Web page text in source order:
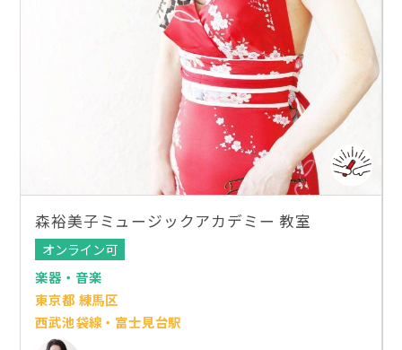
森裕美子ミュージックアカデミー 教室
オンライン可
楽器・音楽
東京都 練馬区
西武池袋線・富士見台駅